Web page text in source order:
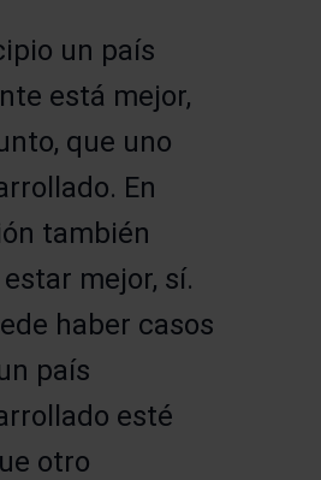
un país
está mejor,
que uno
En
también
mejor, sí.
haber casos
país
esté
otro